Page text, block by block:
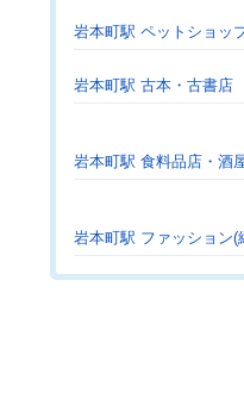
岩本町駅 ペットショッ
岩本町駅 古本・古書店
岩本町駅 食料品店・酒
岩本町駅 ファッション(